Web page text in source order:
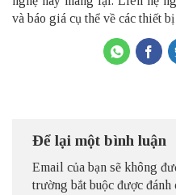
và báo giá cụ thể về các thiết
Để lại một bình luận
Email của bạn sẽ không
trường bắt buộc được đánh